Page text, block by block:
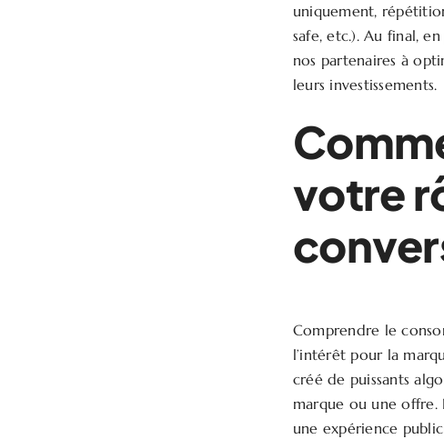
uniquement,
safe, etc.). Au final,
nos partenaires à
leurs investissements.
votre
Comprendre le
l’intérêt pour la
créé de puissants
marque ou une offre.
une expérience